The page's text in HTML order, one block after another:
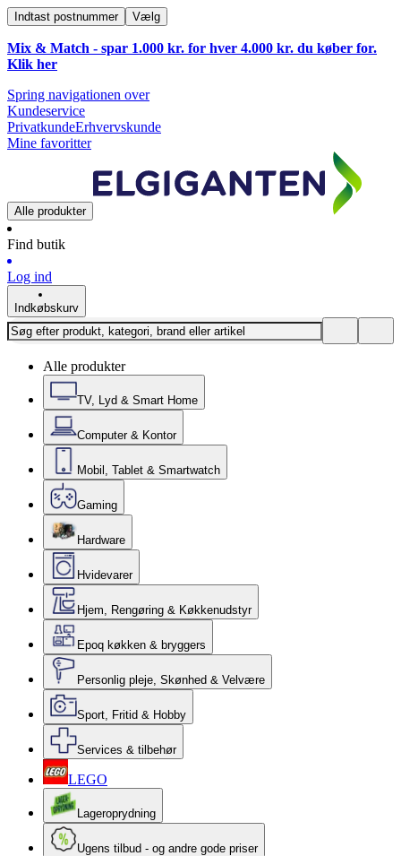
Indtast postnummer Vælg
Mix & Match - spar 1.000 kr. for hver 4.000 kr. du køber for.
Klik her
Spring navigationen over
Kundeservice
PrivatkundeErhvervskunde
Mine favoritter
Alle produkter
Find butik
Log ind
Indkøbskurv
Alle produkter
TV, Lyd & Smart Home
Computer & Kontor
Mobil, Tablet & Smartwatch
Gaming
Hardware
Hvidevarer
Hjem, Rengøring & Køkkenudstyr
Epoq køkken & bryggers
Personlig pleje, Skønhed & Velvære
Sport, Fritid & Hobby
Services & tilbehør
LEGO
Lageroprydning
Ugens tilbud - og andre gode priser